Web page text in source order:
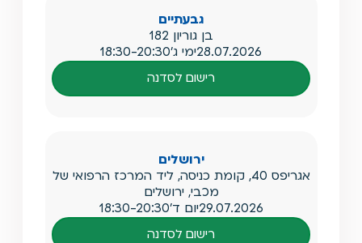
גבעתיים
בן גוריון 182
28.07.2026ימי ג'18:30-20:30
רישום לסדנה
ירושלים
אגריפס 40, קומת כניסה, ליד המרכז הרפואי של
מכבי, ירושלים
29.07.2026יום ד'18:30-20:30
רישום לסדנה